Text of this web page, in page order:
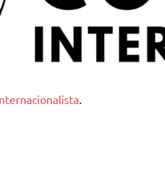
.